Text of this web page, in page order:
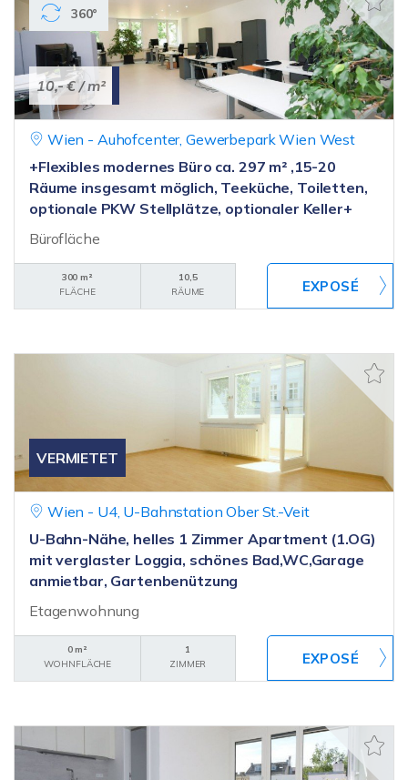
10,- €/ m²
360°
Wien - Auhofcenter, Gewerbepark Wien West
+Flexibles modernes Büro ca. 297 m² ,15-20
Räume insgesamt möglich, Teeküche, Toiletten,
optionale PKW Stellplätze, optionaler Keller+
Bürofläche
300 m²
FLÄCHE
10,5
RÄUME
VERMIETET
Wien - U4, U-Bahnstation Ober St.-Veit
U-Bahn-Nähe, helles 1 Zimmer Apartment (1.OG)
mit verglaster Loggia, schönes Bad,WC,Garage
anmietbar, Gartenbenützung
Etagenwohnung
0 m²
WOHNFLÄCHE
1
ZIMMER